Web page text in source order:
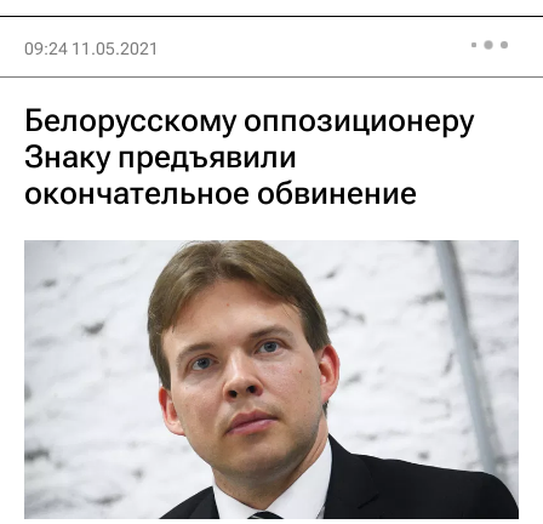
09:24 11.05.2021
Белорусскому оппозиционеру
Знаку предъявили
окончательное обвинение